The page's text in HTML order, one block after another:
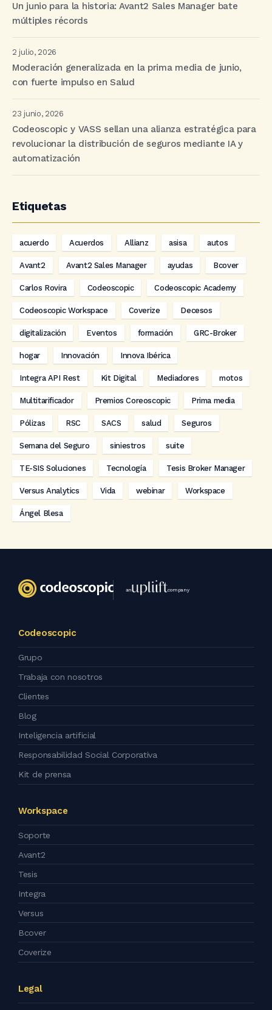
Un junio para la historia: Avant2 Sales Manager bate
múltiples récords
2 julio, 2026
Moderación generalizada en la prima media de junio,
con fuerte impulso en Salud
23 junio, 2026
Codeoscopic y VASS sellan una alianza estratégica para
revolucionar la distribución de seguros mediante IA y
automatización
Etiquetas
acuerdo Acuerdos Allianz asisa autos
Avant2 Avant2 Sales Manager ayudas Bcover
Carlos Rovira Codeoscopic Codeoscopic Academy
Codeoscopic Workspace Coverize Decesos
digitalización Eventos formación GRC-Broker
hogar Innovación Innova Ibérica
Integra API Rest Kit Digital Mediadores motos
Multitarificador Premios Coreoscopic Prima media
Pólizas RSC SACS salud Seguros
Semana del Seguro siniestros suite
TE-SIS Soluciones Tecnología Tesis Broker Manager
Versus Analytics Vida webinar Workspace
Ángel Blesa
an company
Codeoscopic
Grupo
Trabaja con nosotros
Clientes
Blog
Inteligencia artificial
Responsabilidad Social Corporativa
Kit de prensa
Workspace
Soporte
Avant2
Tesis
Integra
Versus
Bcover
Coverize
Legal